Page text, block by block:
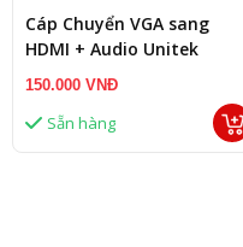
Cáp Chuyển VGA sang
HDMI + Audio Unitek
V112ABK (dài 25cm, có
cổng trợ nguồn Micro USB)
150.000 VNĐ
Sẵn hàng